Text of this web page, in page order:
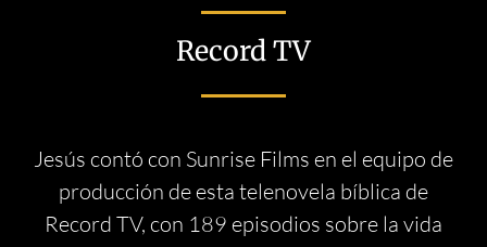
Record TV
Jesús contó con Sunrise Films en el equipo de
producción de esta telenovela bíblica de
Record TV, con 189 episodios sobre la vida